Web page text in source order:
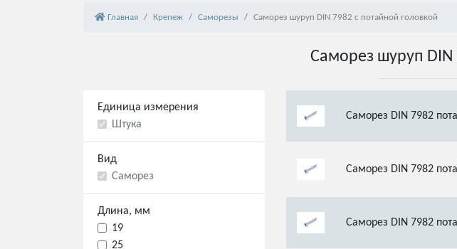
Главная Крепеж Саморезы Саморез шуруп DIN 7982 с потайной головкой
Саморез шуруп DIN
Единица измерения
Штука
Вид
Саморез
Длина, мм
19
25
Саморез DIN 7982
Саморез DIN 7982
Саморез DIN 7982